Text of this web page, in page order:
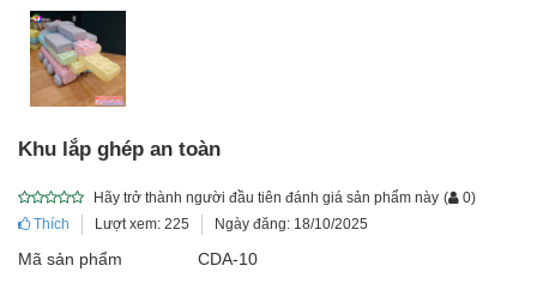
Khu lắp ghép an toàn
Hãy trở thành người đầu tiên đánh giá sản phẩm này ( 0)
Thích
Lượt xem: 225 Ngày đăng: 18/10/2025
Mã sản phẩm
CDA-10